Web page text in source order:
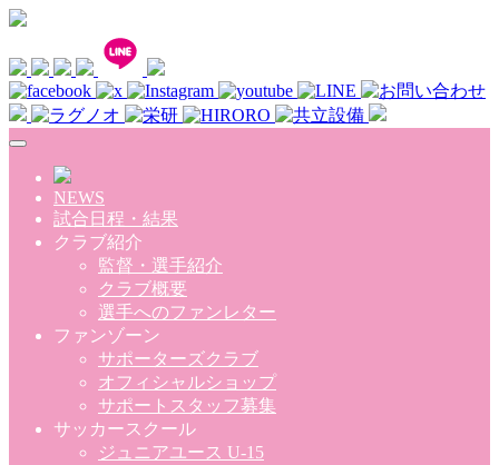
Skip to main content
NEWS
試合日程・結果
クラブ紹介
監督・選手紹介
クラブ概要
選手へのファンレター
ファンゾーン
サポーターズクラブ
オフィシャルショップ
サポートスタッフ募集
サッカースクール
ジュニアユース U-15